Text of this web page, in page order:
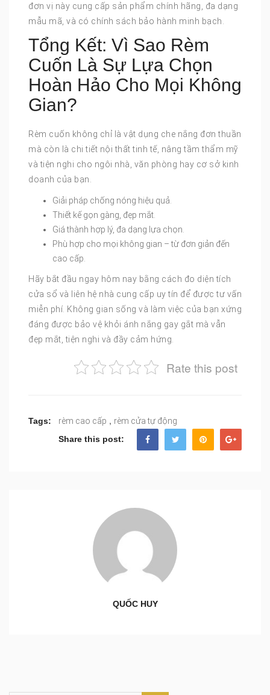
đơn vị này cung cấp sản phẩm chính hãng, đa dạng
mẫu mã, và có chính sách bảo hành minh bạch.
Tổng Kết: Vì Sao Rèm
Cuốn Là Sự Lựa Chọn
Hoàn Hảo Cho Mọi Không
Gian?
Rèm cuốn không chỉ là vật dụng che nắng đơn thuần
mà còn là chi tiết nội thất tinh tế, nâng tầm thẩm mỹ
và tiện nghi cho ngôi nhà, văn phòng hay cơ sở kinh
doanh của bạn.
Giải pháp chống nóng hiệu quả.
Thiết kế gọn gàng, đẹp mắt.
Giá thành hợp lý, đa dạng lựa chọn.
Phù hợp cho mọi không gian – từ đơn giản đến
cao cấp.
Hãy bắt đầu ngay hôm nay bằng cách đo diện tích
cửa sổ và liên hệ nhà cung cấp uy tín để được tư vấn
miễn phí. Không gian sống và làm việc của bạn xứng
đáng được bảo vệ khỏi ánh nắng gay gắt mà vẫn
đẹp mắt, tiện nghi và đầy cảm hứng.
Rate this post
Tags: rèm cao cấp , rèm cửa tự động
Share this post:
QUỐC HUY